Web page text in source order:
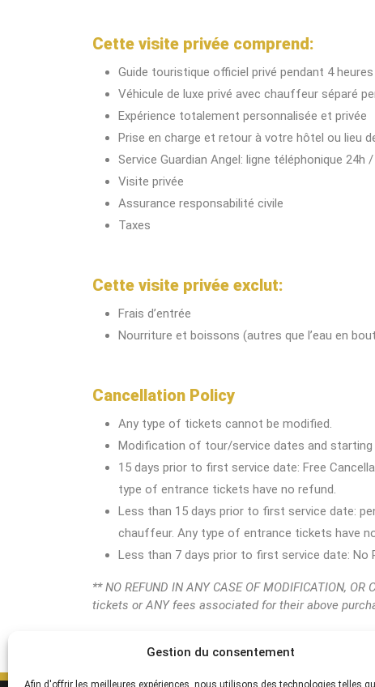
Gestion du consentement
Afin d'offrir les meilleures expériences, nous utilisons des technologies telles
Cette visite privée comprend:
Guide touristique officiel privé pendant 4
Véhicule de luxe privé avec chauffeur séparé
Expérience totalement personnalisée et privée
Prise en charge et retour à votre hôtel ou lieu
Service Guardian Angel: ligne téléphonique 24h
Visite privée
Assurance responsabilité civile
Taxes
Cette visite privée exclut:
Frais d’entrée
Nourriture et boissons (autres que l’eau en
Cancellation Policy
Any type of tickets cannot be modified.
Modification of tour/service dates and starting
15 days prior to first service date: Free
type of entrance tickets have no refund.
Less than 15 days prior to first service date:
chauffeur. Any type of entrance tickets have
Less than 7 days prior to first service date: No
** NO REFUND IN ANY CASE OF MODIFICATION,
tickets or ANY fees associated for their above